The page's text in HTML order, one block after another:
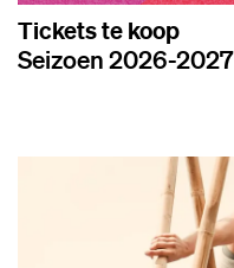
Tickets te koop
Seizoen 2026-2027